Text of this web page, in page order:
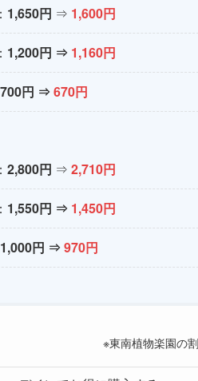
1,650円 ⇒ 1,600円
1,200円 ⇒ 1,160円
700円 ⇒ 670円
2,800円 ⇒ 2,710円
1,550円 ⇒ 1,450円
1,000円 ⇒ 970円
※東南植物楽園の